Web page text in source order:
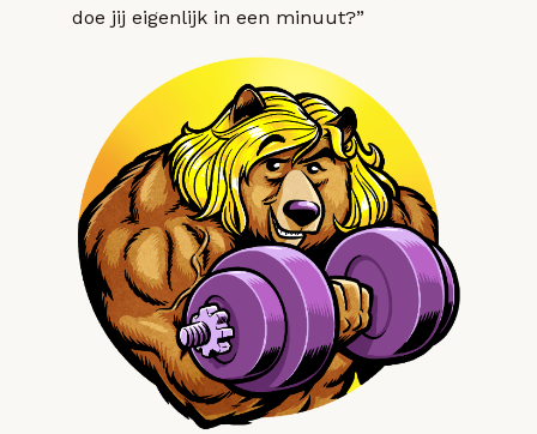
doe jij eigenlijk in een minuut?”